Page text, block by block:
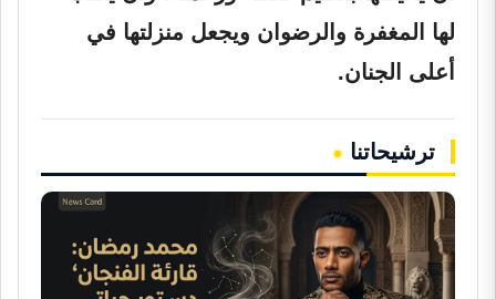
لها المغفرة والرضوان ويجعل منزلتها في
أعلى الجنان.
ترشيحاتنا